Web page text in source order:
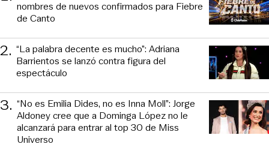
nombres de nuevos confirmados para Fiebre
de Canto
2. “La palabra decente es mucho”: Adriana
Barrientos se lanzó contra figura del
espectáculo
3. “No es Emilia Dides, no es Inna Moll”: Jorge
Aldoney cree que a Dominga López no le
alcanzará para entrar al top 30 de Miss
Universo